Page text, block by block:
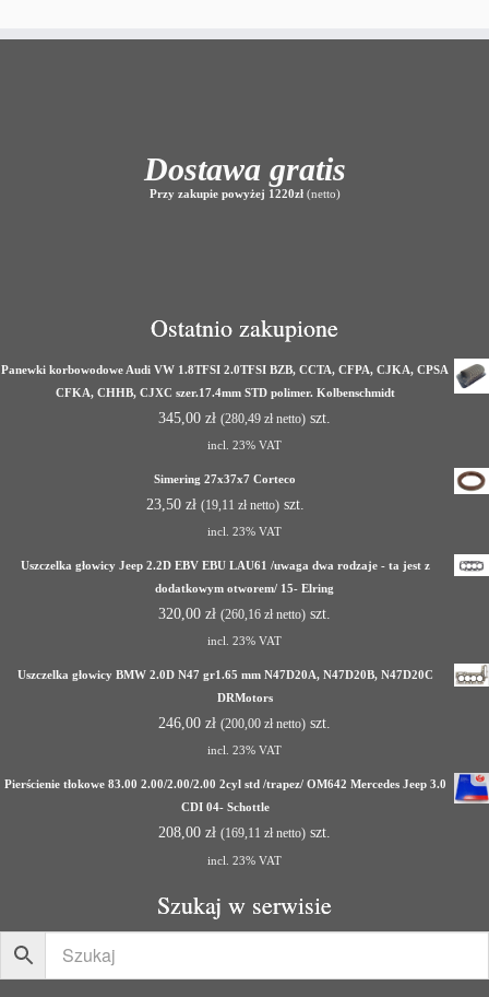
Dostawa gratis
Przy zakupie powyżej 1220zł(netto)
Ostatnio zakupione
Panewki korbowodowe Audi VW 1.8TFSI 2.0TFSI BZB, CCTA, CFPA, CJKA, CPSA
CFKA, CHHB, CJXC szer.17.4mm STD polimer. Kolbenschmidt
345,00 zł (280,49 zł netto) szt.
incl. 23% VAT
Simering 27x37x7 Corteco
23,50 zł (19,11 złnetto)szt.
incl. 23% VAT
Uszczelka głowicy Jeep 2.2D EBV EBU LAU61 /uwaga dwa rodzaje - ta jest z
dodatkowym otworem/ 15- Elring
320,00 zł (260,16 zł netto) szt.
incl. 23% VAT
Uszczelka głowicy BMW 2.0D N47 gr1.65 mm N47D20A, N47D20B, N47D20C
DRMotors
246,00 zł (200,00 zł netto) szt.
incl. 23% VAT
Pierścienie tłokowe 83.00 2.00/2.00/2.00 2cyl std /trapez/ OM642 Mercedes Jeep 3.0
CDI 04- Schottle
208,00 zł (169,11 zł netto) szt.
incl. 23% VAT
Szukaj w serwisie